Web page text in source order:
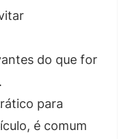
do que for
para
é comum